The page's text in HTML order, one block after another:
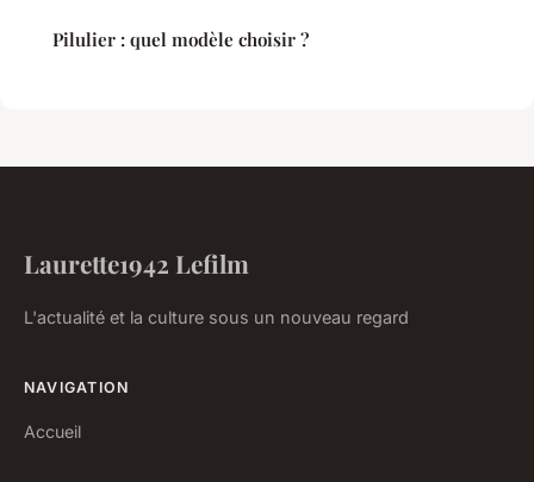
Pilulier : quel modèle choisir ?
Laurette1942 Lefilm
L'actualité et la culture sous un nouveau regard
NAVIGATION
Accueil